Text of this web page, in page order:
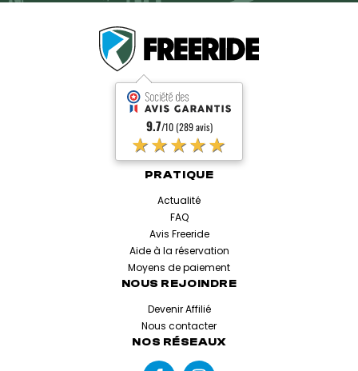
9.7/10 (289 avis)
★★★★★
PRATIQUE
Actualité
FAQ
Avis Freeride
Aide à la réservation
Moyens de paiement
NOUS REJOINDRE
Devenir Affilié
Nous contacter
NOS RÉSEAUX